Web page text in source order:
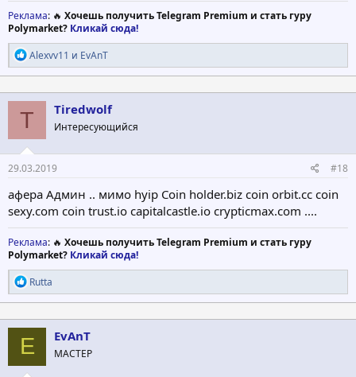
Реклама: 🔥 Хочешь получить Telegram Premium и стать гуру
Polymarket? Кликай сюда!
Р
е
а
к
ц
и
:
Alexvv11 и EvAnT
T Tiredwolf
Интересующийся
29.03.2019 #18
афера Админ .. мимо hyip Coin holder.biz coin orbit.cc coin
sexy.com coin trust.io capitalcastle.io crypticmax.com ....
Реклама: 🔥 Хочешь получить Telegram Premium и стать гуру
Polymarket? Кликай сюда!
Р
е
а
к
ц
и
и
:
Rutta
E EvAnT
МАСТЕР